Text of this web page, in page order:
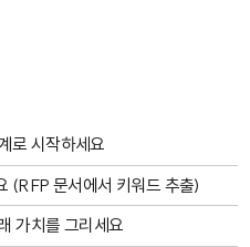
로 시작하세요
(RFP 문서에서 키워드 추출)
가치를 그리세요